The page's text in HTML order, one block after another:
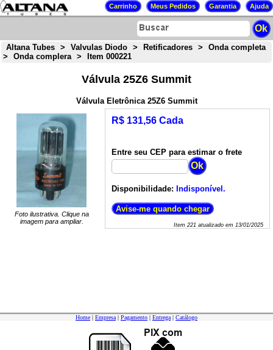
Altana Tubes > Valvulas Diodo > Retificadores >
Onda completa
>
Onda complera > Item 000221
Válvula 25Z6 Summit
Válvula Eletrônica 25Z6 Summit
Foto ilustrativa. Clique na
imagem para ampliar.
R$ 131,56 Cada
Entre seu CEP para estimar o frete
Disponibilidade: Indisponível.
Item 221atualizado em 13/01/2025
Home | Empresa | Pagamento | Entrega | Catálogo